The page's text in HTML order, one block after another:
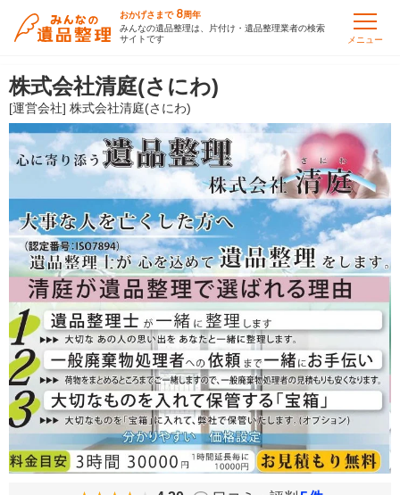
おかげさまで 8周年
みんなの遺品整理は、片付け・遺品整理業者の検索
サイトです
メニュー
株式会社清庭(さにわ)
[運営会社] 株式会社清庭(さにわ)